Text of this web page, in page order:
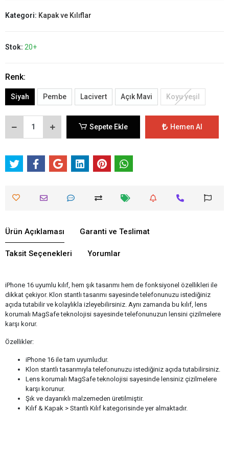
Kategori: Kapak ve Kılıflar
Stok: 20+
Renk:
Siyah Pembe Lacivert Açık Mavi Koyu yeşil
Sepete Ekle Hemen Al
Ürün Açıklaması Garanti ve Teslimat
Taksit Seçenekleri Yorumlar
iPhone 16 uyumlu kılıf, hem şık tasarımı hem de fonksiyonel özellikleri ile
dikkat çekiyor. Klon stantlı tasarımı sayesinde telefonunuzu istediğiniz
açıda tutabilir ve kolaylıkla izleyebilirsiniz. Aynı zamanda bu kılıf, lens
korumalı MagSafe teknolojisi sayesinde telefonunuzun lensini çizilmelere
karşı korur.
Özellikler:
iPhone 16 ile tam uyumludur.
Klon stantlı tasarımıyla telefonunuzu istediğiniz açıda tutabilirsiniz.
Lens korumalı MagSafe teknolojisi sayesinde lensiniz çizilmelere
karşı korunur.
Şık ve dayanıklı malzemeden üretilmiştir.
Kılıf & Kapak > Stantlı Kılıf kategorisinde yer almaktadır.